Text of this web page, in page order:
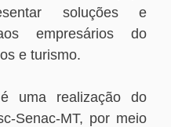
soluções e
empresários do
e turismo.
uma realização do
Senac-MT, por meio